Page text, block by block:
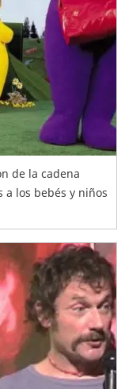
de la cadena
a los bebés y niños